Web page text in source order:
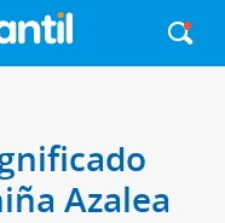
Azalea